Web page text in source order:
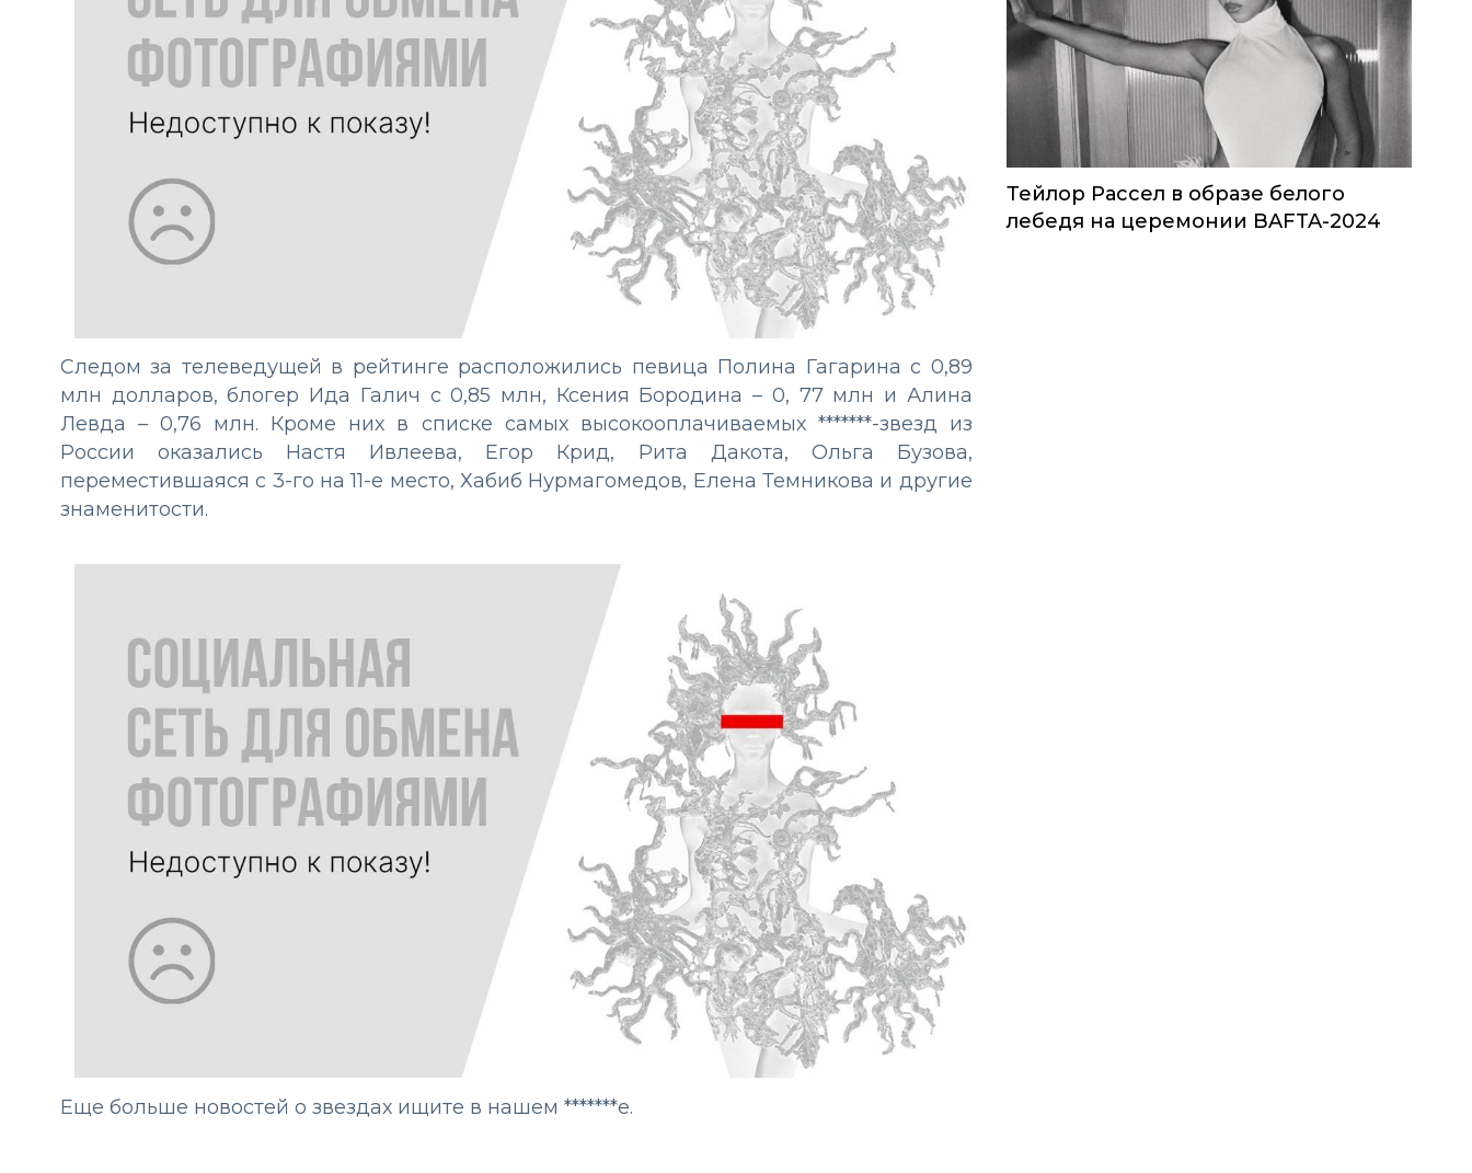
Следом за телеведущей в рейтинге расположились певица Полина Гагарина с 0,89
млн долларов, блогер Ида Галич с 0,85 млн, Ксения Бородина – 0, 77 млн и Алина
Левда – 0,76 млн. Кроме них в списке самых высокооплачиваемых *******-звезд из
России оказались Настя Ивлеева, Егор Крид, Рита Дакота, Ольга Бузова,
переместившаяся с 3-го на 11-е место, Хабиб Нурмагомедов, Елена Темникова и другие
знаменитости.
Еще больше новостей о звездах ищите в нашем *******е.
Тейлор Рассел в образе белого
лебедя на церемонии BAFTA-2024